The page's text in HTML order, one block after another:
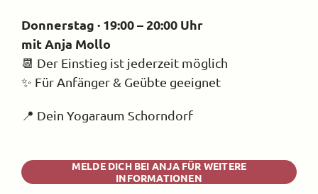
Donnerstag · 19:00 – 20:00 Uhr
mit Anja Mollo
📆 Der Einstieg ist jederzeit möglich
✨ Für Anfänger & Geübte geeignet
📍 Dein Yogaraum Schorndorf
MELDE DICH BEI ANJA FÜR WEITERE
INFORMATIONEN